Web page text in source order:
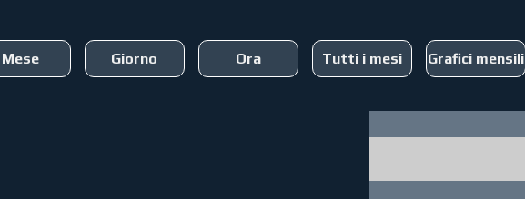
Mese Giorno Ora Tutti i mesi Grafici mensili